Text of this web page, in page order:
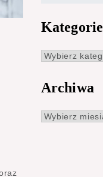
Kategorie
Kategorie
Archiwa
Archiwa